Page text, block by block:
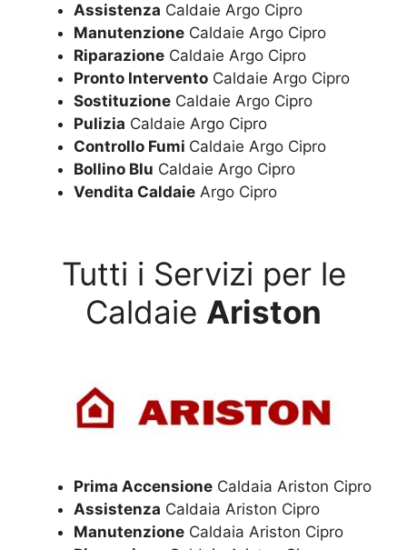
Assistenza Caldaie Argo Cipro
Manutenzione Caldaie Argo Cipro
Riparazione Caldaie Argo Cipro
Pronto Intervento Caldaie Argo Cipro
Sostituzione Caldaie Argo Cipro
Pulizia Caldaie Argo Cipro
Controllo Fumi Caldaie Argo Cipro
Bollino Blu Caldaie Argo Cipro
Vendita Caldaie Argo Cipro
Tutti i Servizi per le
Caldaie Ariston
Prima Accensione Caldaia Ariston Cipro
Assistenza Caldaia Ariston Cipro
Manutenzione Caldaia Ariston Cipro